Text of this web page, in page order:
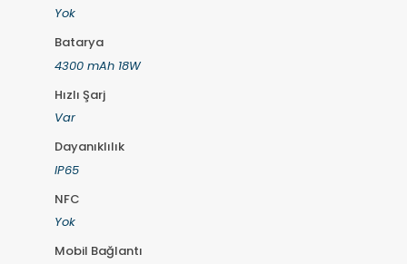
Yok
Batarya
4300 mAh 18W
Hızlı Şarj
Var
Dayanıklılık
IP65
NFC
Yok
Mobil Bağlantı